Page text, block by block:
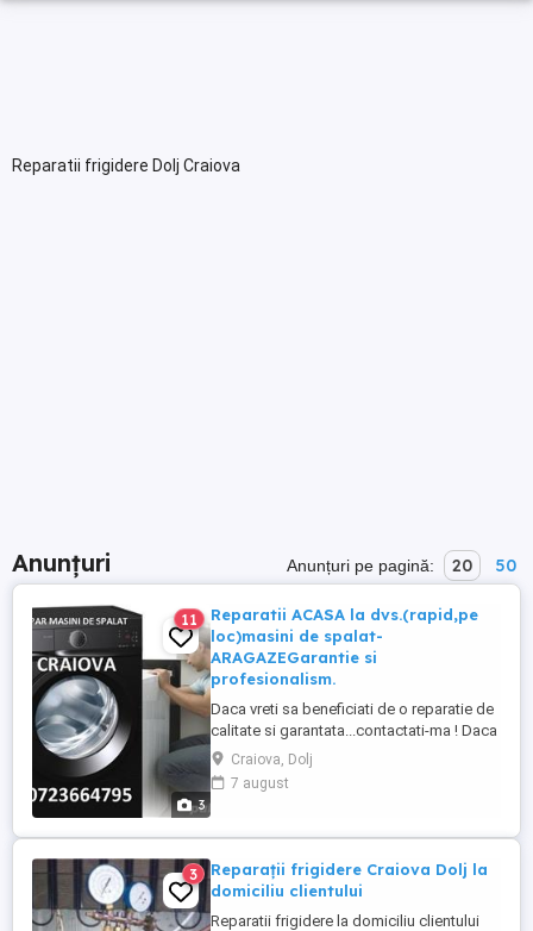
Reparatii frigidere Dolj Craiova
Anunțuri Anunțuri pe pagină: 20 50
3
11
Reparatii ACASA la dvs.(rapid,pe
loc)masini de spalat-
ARAGAZEGarantie si
profesionalism.
Daca vreti sa beneficiati de o reparatie de
calitate si garantata...contactati-ma ! Daca
vreti sa fiti doar reparat "la buzunar" ,..aveti
de unde alege !. Eu repar si
electronica(modulul-calculatorul-
spune de cele mai multe ori,ca nu se mai
poate repara si pe care ...
Craiova, Dolj
7 august
3
Reparații frigidere Craiova Dolj la
domiciliu clientului
Reparatii frigidere la domiciliu clientului